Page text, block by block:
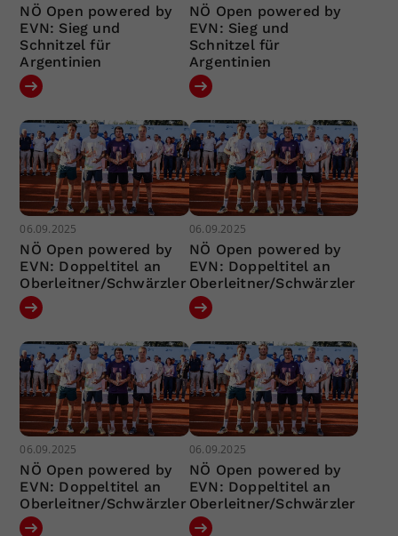
NÖ Open powered by
EVN: Sieg und
Schnitzel für
Argentinien
NÖ Open powered by
EVN: Sieg und
Schnitzel für
Argentinien
06.09.2025
NÖ Open powered by
EVN: Doppeltitel an
Oberleitner/Schwärzler
06.09.2025
NÖ Open powered by
EVN: Doppeltitel an
Oberleitner/Schwärzler
06.09.2025
NÖ Open powered by
EVN: Doppeltitel an
Oberleitner/Schwärzler
06.09.2025
NÖ Open powered by
EVN: Doppeltitel an
Oberleitner/Schwärzler